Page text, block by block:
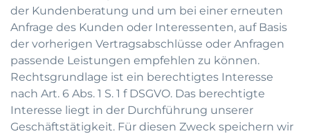
der Kundenberatung und um bei einer erneuten
Anfrage des Kunden oder Interessenten, auf Basis
der vorherigen Vertragsabschlüsse oder Anfragen
passende Leistungen empfehlen zu können.
Rechtsgrundlage ist ein berechtigtes Interesse
nach Art. 6 Abs. 1 S. 1 f DSGVO. Das berechtigte
Interesse liegt in der Durchführung unserer
Geschäftstätigkeit. Für diesen Zweck speichern wir